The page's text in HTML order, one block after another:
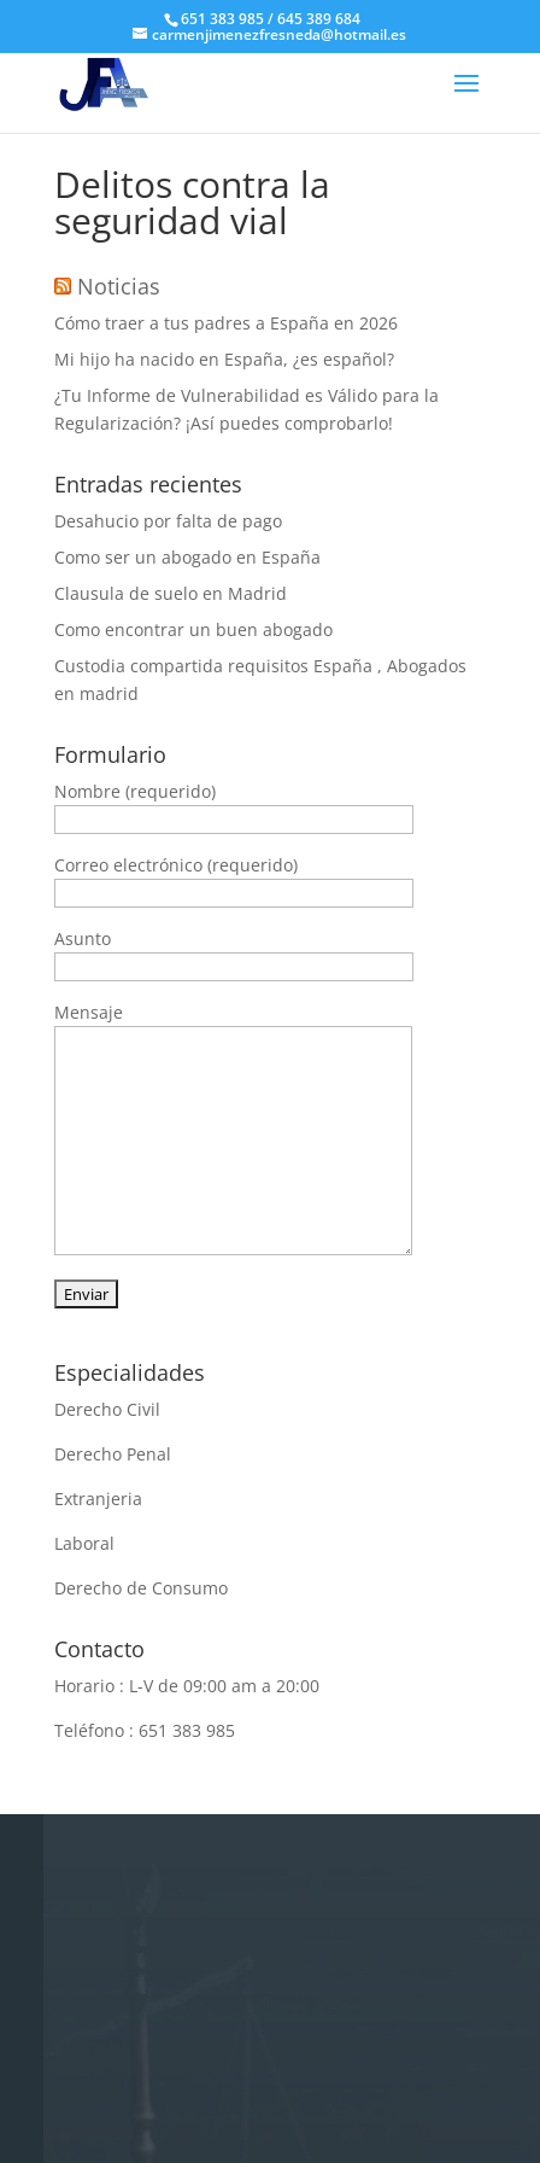
651 383 985 / 645 389 684
carmenjimenezfresneda@hotmail.es
Delitos contra la
seguridad vial
Noticias
Cómo traer a tus padres a España en 2026
Mi hijo ha nacido en España, ¿es español?
¿Tu Informe de Vulnerabilidad es Válido para la
Regularización? ¡Así puedes comprobarlo!
Entradas recientes
Desahucio por falta de pago
Como ser un abogado en España
Clausula de suelo en Madrid
Como encontrar un buen abogado
Custodia compartida requisitos España , Abogados
en madrid
Formulario
Nombre (requerido)
Correo electrónico (requerido)
Asunto
Mensaje
Especialidades
Derecho Civil
Derecho Penal
Extranjeria
Laboral
Derecho de Consumo
Contacto
Horario : L-V de 09:00 am a 20:00
Teléfono : 651 383 985